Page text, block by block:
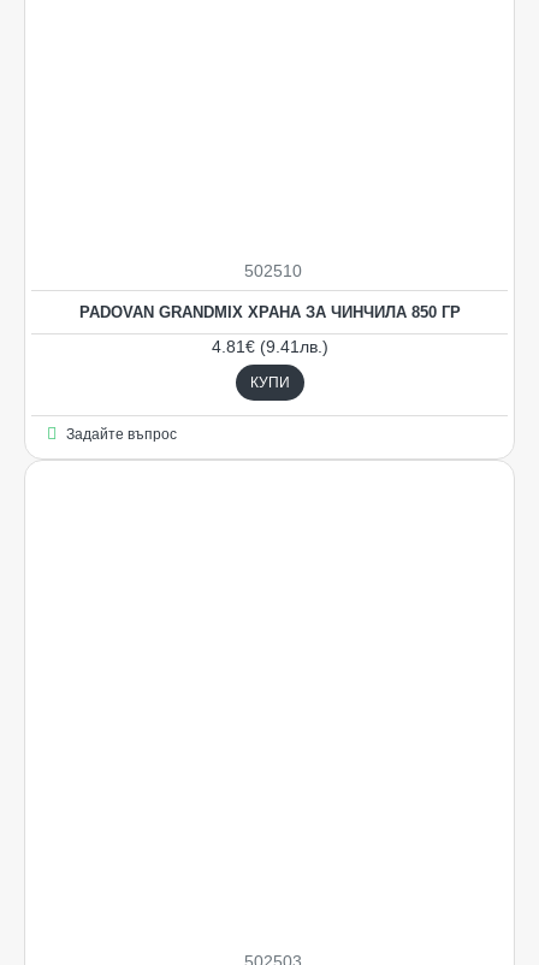
502510
PADOVAN GRANDMIX ХРАНА ЗА ЧИНЧИЛА 850 ГР
4.81€ (9.41лв.)
КУПИ
Задайте въпрос